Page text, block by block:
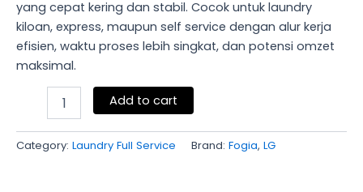
yang cepat kering dan stabil. Cocok untuk laundry
kiloan, express, maupun self service dengan alur kerja
efisien, waktu proses lebih singkat, dan potensi omzet
maksimal.
Add to cart
Category: Laundry Full Service Brand: Fogia, LG